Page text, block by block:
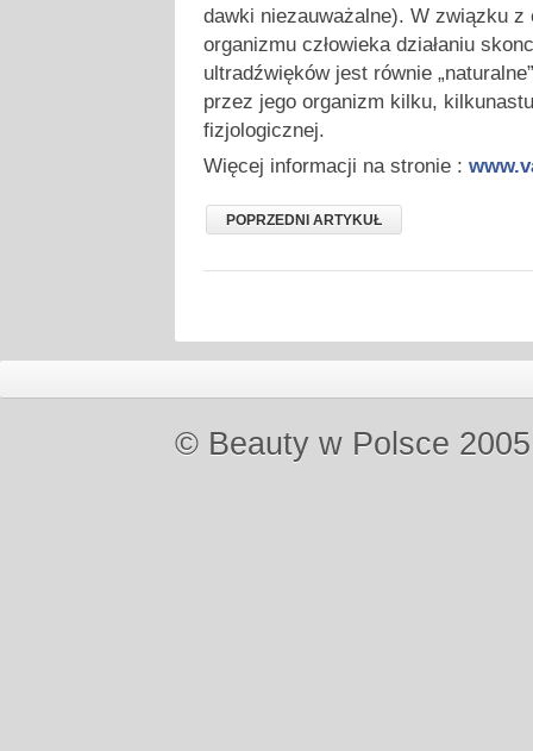
dawki niezauważalne). W związku z
organizmu człowieka działaniu
ultradźwięków jest równie
przez jego organizm kilku,
fizjologicznej.
Więcej informacji na stronie :
POPRZEDNI ARTYKUŁ
© Beauty w Polsce